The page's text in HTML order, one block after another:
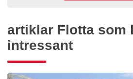
artiklar Flotta som
intressant